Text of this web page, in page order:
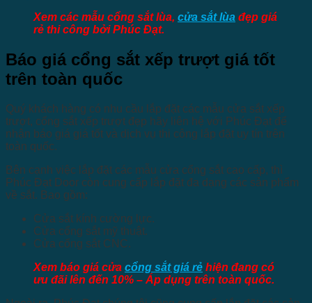
Xem các mẫu cổng sắt lùa, cửa sắt lùa đẹp giá
rẻ thi công bởi Phúc Đạt.
Báo giá cổng sắt xếp trượt giá tốt
trên toàn quốc
Quý khách hàng có nhu cầu lắp đặt các mẫu cửa sắt xếp
trượt, cổng sắt xếp trượt đẹp hãy liên hệ với Phúc Đạt để
nhận báo giá giá tốt và dịch vụ thi công lắp đặt uy tín trên
toàn quốc.
Bên cạnh việc lắp đặt các mẫu cửa cổng sắt cao cấp, thì
Phúc Đạt Door còn cung cấp lắp đặt đa dạng các sản phẩm
về sắt. Bao gồm:
Cửa sắt kính cường lực.
Cửa cổng sắt mỹ thuật.
Cửa cổng sắt CNC.
Xem báo giá cửa cổng sắt giá rẻ hiện đang có
ưu đãi lên đến 10% – Áp dụng trên toàn quốc.